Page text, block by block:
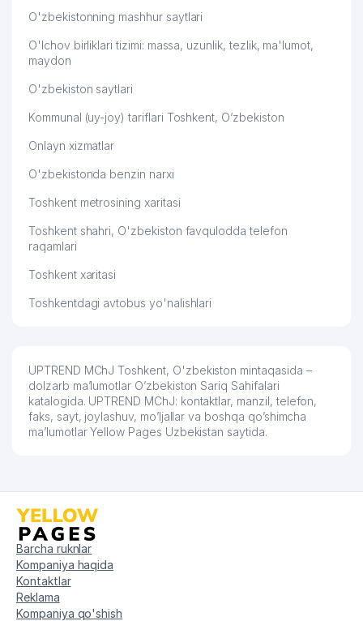
O'zbekistonning mashhur saytlari
O'lchov birliklari tizimi: massa, uzunlik, tezlik, ma'lumot,
maydon
O'zbekiston saytlari
Kommunal (uy-joy) tariflari Toshkent, O‘zbekiston
Onlayn xizmatlar
O'zbekistonda benzin narxi
Toshkent metrosining xaritasi
Toshkent shahri, O'zbekiston favqulodda telefon
raqamlari
Toshkent xaritasi
Toshkentdagi avtobus yo'nalishlari
UPTREND MChJ Toshkent, O'zbekiston mintaqasida –
dolzarb ma’lumotlar O’zbekiston Sariq Sahifalari
katalogida. UPTREND MChJ: kontaktlar, manzil, telefon,
faks, sayt, joylashuv, mo’ljallar va boshqa qo’shimcha
ma’lumotlar Yellow Pages Uzbekistan saytida.
Barcha ruknlar
Kompaniya haqida
Kontaktlar
Reklama
Kompaniya qo'shish